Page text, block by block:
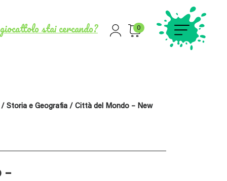
stai cercando? 0
Storia e Geografia / Città del Mondo – New
–